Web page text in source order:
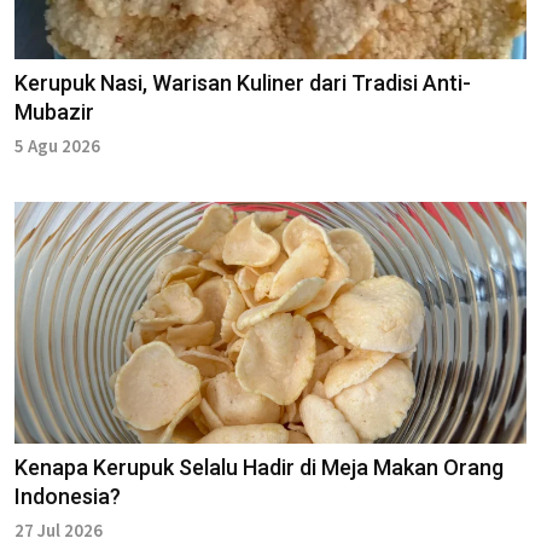
Kerupuk Nasi, Warisan Kuliner dari Tradisi Anti-
Mubazir
5 Agu 2026
Kenapa Kerupuk Selalu Hadir di Meja Makan Orang
Indonesia?
27 Jul 2026